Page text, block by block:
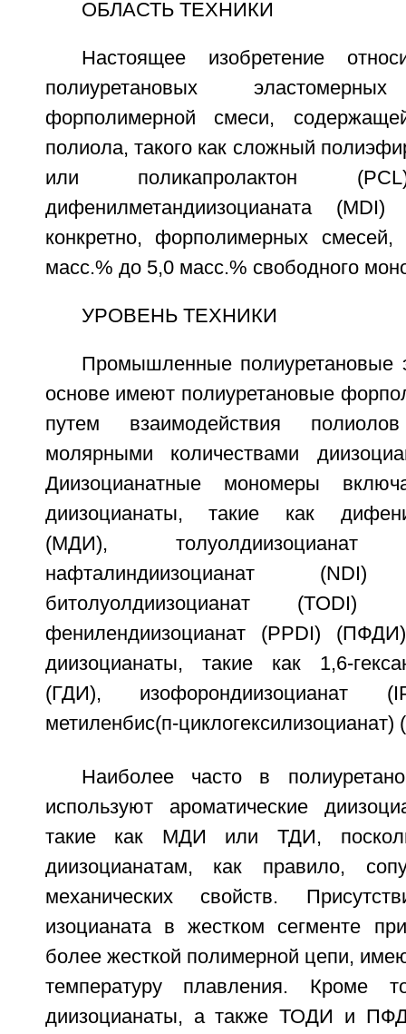
ОБЛАСТЬ ТЕХНИКИ
Настоящее изобретение
полиуретановых
форполимерной смеси,
полиола, такого как сложный
или поликапролактон
дифенилметандиизоцианата
конкретно, форполимерных
масс.% до 5,0 масс.% свободного
УРОВЕНЬ ТЕХНИКИ
Промышленные полиуретановые
основе имеют полиуретановые
путем взаимодействия
молярными количествами
Диизоцианатные мономеры
диизоцианаты, такие как
(МДИ),
нафталиндиизоцианат
битолуолдиизоцианат
фенилендиизоцианат (PPDI)
диизоцианаты, такие как 1,6-
(ГДИ),
метиленбис(п-циклогексилизоцианат)
Наиболее часто в
используют ароматические
такие как МДИ или ТДИ,
диизоцианатам, как правило,
механических свойств.
изоцианата в жестком сегменте
более жесткой полимерной цепи,
температуру плавления. Кроме
диизоцианаты, а также ТОДИ и